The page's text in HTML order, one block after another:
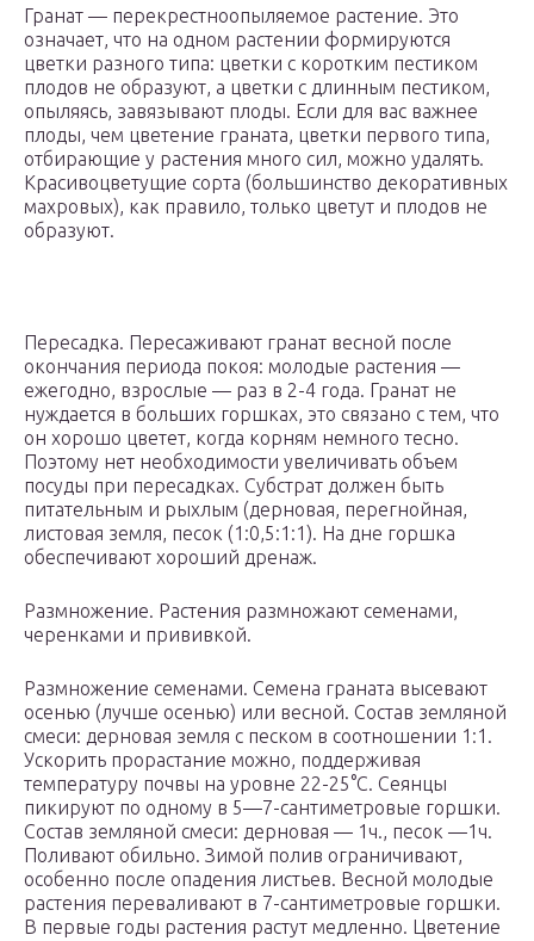
Гранат — перекрестноопыляемое растение. Это
означает, что на одном растении формируются
цветки разного типа: цветки с коротким пестиком
плодов не образуют, а цветки с длинным пестиком,
опыляясь, завязывают плоды. Если для вас важнее
плоды, чем цветение граната, цветки первого типа,
отбирающие у растения много сил, можно удалять.
Красивоцветущие сорта (большинство декоративных
махровых), как правило, только цветут и плодов не
образуют.
Пересадка. Пересаживают гранат весной после
окончания периода покоя: молодые растения —
ежегодно, взрослые — раз в 2-4 года. Гранат не
нуждается в больших горшках, это связано с тем, что
он хорошо цветет, когда корням немного тесно.
Поэтому нет необходимости увеличивать объем
посуды при пересадках. Субстрат должен быть
питательным и рыхлым (дерновая, перегнойная,
листовая земля, песок (1:0,5:1:1). На дне горшка
обеспечивают хороший дренаж.
Размножение. Растения размножают семенами,
черенками и прививкой.
Размножение семенами. Семена граната высевают
осенью (лучше осенью) или весной. Состав земляной
смеси: дерновая земля с песком в соотношении 1:1.
Ускорить прорастание можно, поддерживая
температуру почвы на уровне 22-25°С. Сеянцы
пикируют по одному в 5—7-сантиметровые горшки.
Состав земляной смеси: дерновая — 1ч., песок —1ч.
Поливают обильно. Зимой полив ограничивают,
особенно после опадения листьев. Весной молодые
растения переваливают в 7-сантиметровые горшки.
В первые годы растения растут медленно. Цветение